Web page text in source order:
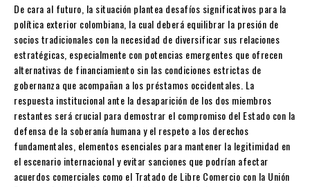
De cara al futuro, la situación plantea desafíos significativos para la
política exterior colombiana, la cual deberá equilibrar la presión de
socios tradicionales con la necesidad de diversificar sus relaciones
estratégicas, especialmente con potencias emergentes que ofrecen
alternativas de financiamiento sin las condiciones estrictas de
gobernanza que acompañan a los préstamos occidentales. La
respuesta institucional ante la desaparición de los dos miembros
restantes será crucial para demostrar el compromiso del Estado con la
defensa de la soberanía humana y el respeto a los derechos
fundamentales, elementos esenciales para mantener la legitimidad en
el escenario internacional y evitar sanciones que podrían afectar
acuerdos comerciales como el Tratado de Libre Comercio con la Unión